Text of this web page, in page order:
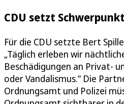
CDU setzt
Für die CDU setzte Bert
„Täglich erleben wir
Beschädigungen an Privat-
oder Vandalismus.“ Die
Ordnungsamt und Polizei